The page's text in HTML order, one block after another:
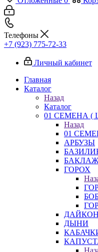
Телефоны
+7 (923) 775-72-33
Личный кабинет
Главная
Каталог
Назад
Каталог
01 СЕМЕНА (
Назад
01
АРБУЗЫ
ГОРОХ
ДАЙКОН
ДЫНИ